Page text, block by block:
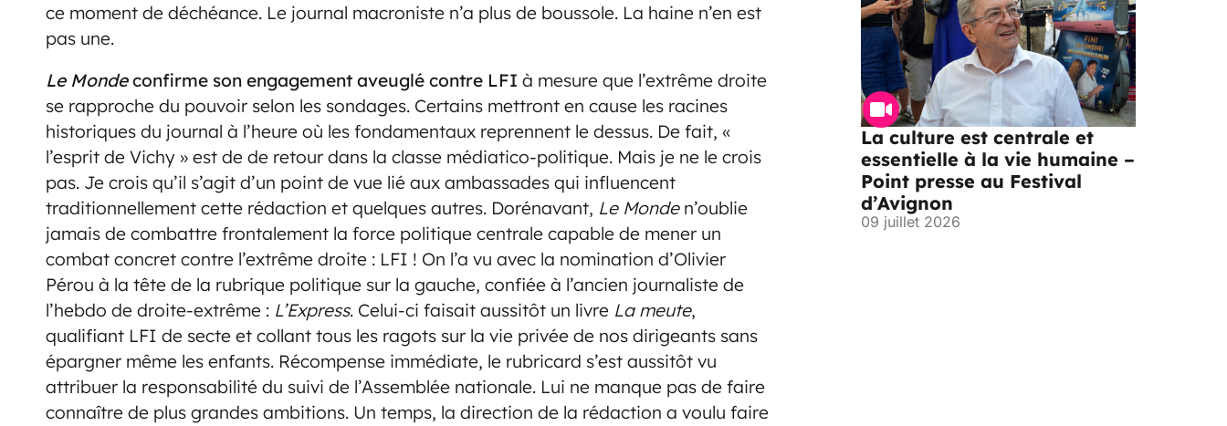
ce moment de déchéance. Le journal macroniste n’a plus de boussole. La haine n’en est
pas une.
Le Mondeconfirme son engagement aveuglé contre LFI à mesure que l’extrême droite
se rapproche du pouvoir selon les sondages. Certains mettront en cause les racines
historiques du journal à l’heure où les fondamentaux reprennent le dessus. De fait, «
l’esprit de Vichy » est de de retour dans la classe médiatico-politique. Mais je ne le crois
pas. Je crois qu’il s’agit d’un point de vue lié aux ambassades qui influencent
traditionnellement cette rédaction et quelques autres. Dorénavant, Le Monden’oublie
jamais de combattre frontalement la force politique centrale capable de mener un
combat concret contre l’extrême droite : LFI ! On l’a vu avec la nomination d’Olivier
Pérou à la tête de la rubrique politique sur la gauche, confiée à l’ancien journaliste de
l’hebdo de droite-extrême : L’Express. Celui-ci faisait aussitôt un livre La meute,
qualifiant LFI de secte et collant tous les ragots sur la vie privée de nos dirigeants sans
épargner même les enfants. Récompense immédiate, le rubricard s’est aussitôt vu
attribuer la responsabilité du suivi de l’Assemblée nationale. Lui ne manque pas de faire
connaître de plus grandes ambitions. Un temps, la direction de la rédaction a voulu faire
La culture est centrale et
essentielle à la vie humaine –
Point presse au Festival
d’Avignon
09 juillet 2026